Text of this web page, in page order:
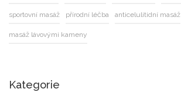
sportovní masáž přírodní léčba anticelulitidní masáž
masáž lávovými kameny
Kategorie